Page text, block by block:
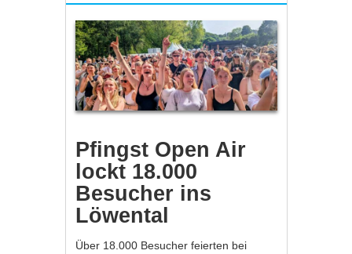
Pfingst Open Air
lockt 18.000
Besucher ins
Löwental
Über 18.000 Besucher feierten bei